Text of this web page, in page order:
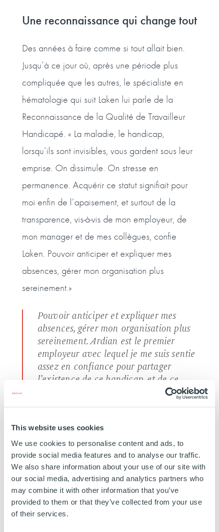
This website uses cookies
We use cookies to personalise content and ads, to
provide social media features and to analyse our traffic.
We also share information about your use of our site with
our social media, advertising and analytics partners who
may combine it with other information that you’ve
provided to them or that they’ve collected from your use
of their services.
Une reconnaissance qui change tout
Des années à faire comme si tout allait bien.
Jusqu’à ce jour où, après une période plus
compliquée que les autres, le spécialiste en
hématologie qui suit Laken lui parle de la
Reconnaissance de la Qualité de Travailleur
Handicapé. « La maladie, le handicap,
lorsqu’ils sont invisibles, vous gardent sous leur
emprise. On dissimule. On stresse en
permanence. Acquérir ce statut signifiait pour
moi enfin de l’apaisement, et surtout de la
transparence, vis-à-vis de mon employeur, de
mon manager et de mes collègues, confie
Laken. Pouvoir anticiper et expliquer mes
absences, gérer mon organisation plus
sereinement.»
Pouvoir anticiper et expliquer mes
absences, gérer mon organisation plus
sereinement. Ardian est le premier
employeur avec lequel je me suis sentie
assez en confiance pour partager
l’existence de ce handicap, et de ce
CHEZ ARDIAN
Elle effectue alors la demande auprès de la
Maison départementale des personnes
handicapées (MDPH), et après une année
d’attente, son statut est enfin accepté.